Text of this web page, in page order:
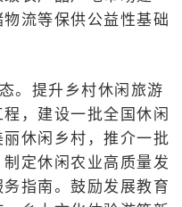
流等保供公益性基础
。提升乡村休闲旅游
，建设一批全国休闲
休闲乡村，推介一批
定休闲农业高质量发
指南。鼓励发展教育